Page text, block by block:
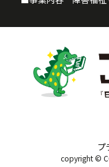
番組』12/27 19:00
にてインタビュー
みなさん心躍らせ
『第103回全国高プ
copyright ©